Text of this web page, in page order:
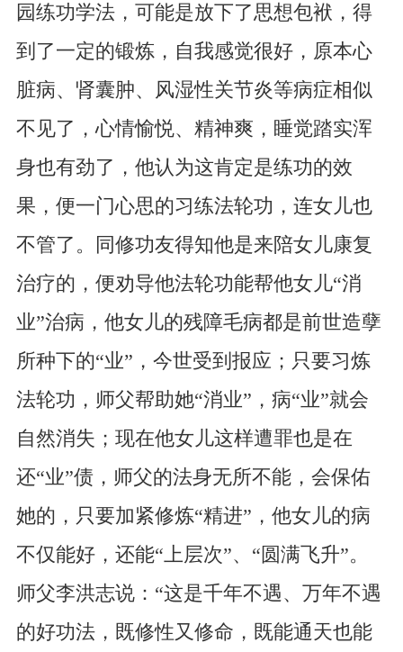
园练功学法，可能是放下了思想包袱，得
到了一定的锻炼，自我感觉很好，原本心
脏病、肾囊肿、风湿性关节炎等病症相似
不见了，心情愉悦、精神爽，睡觉踏实浑
身也有劲了，他认为这肯定是练功的效
果，便一门心思的习练法轮功，连女儿也
不管了。同修功友得知他是来陪女儿康复
治疗的，便劝导他法轮功能帮他女儿“消
业”治病，他女儿的残障毛病都是前世造孽
所种下的“业”，今世受到报应；只要习炼
法轮功，师父帮助她“消业”，病“业”就会
自然消失；现在他女儿这样遭罪也是在
还“业”债，师父的法身无所不能，会保佑
她的，只要加紧修炼“精进”，他女儿的病
不仅能好，还能“上层次”、“圆满飞升”。
师父李洪志说：“这是千年不遇、万年不遇
的好功法，既修性又修命，既能通天也能